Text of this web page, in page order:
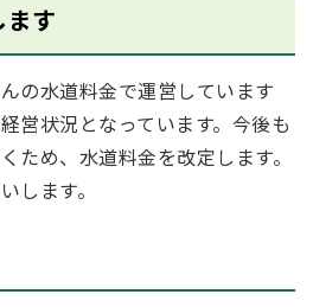
す
の水道料金で運営しています
営状況となっています。今後も
ため、水道料金を改定します。
します。